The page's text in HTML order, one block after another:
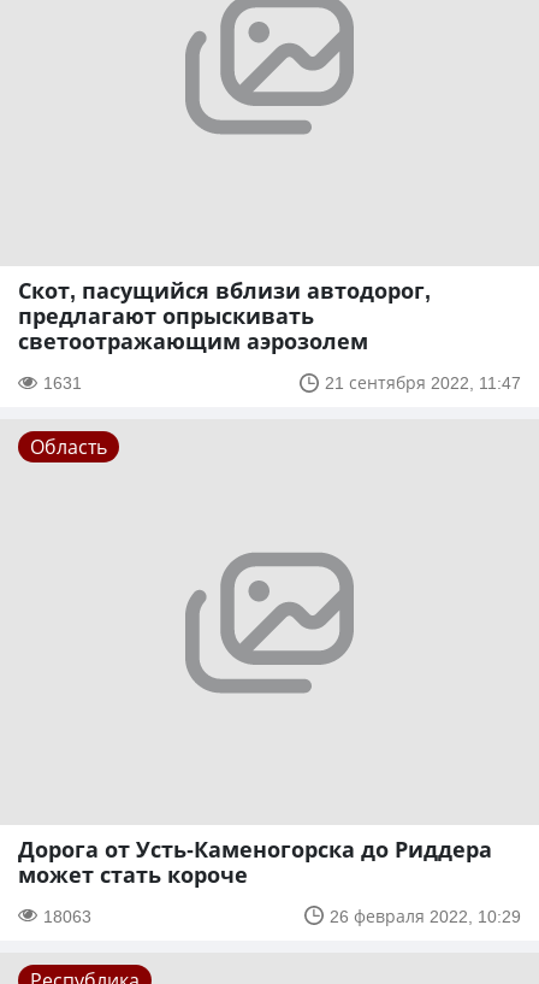
Скот, пасущийся вблизи автодорог,
предлагают опрыскивать
светоотражающим аэрозолем
1631 21 сентября 2022, 11:47
Область
Дорога от Усть-Каменогорска до Риддера
может стать короче
18063 26 февраля 2022, 10:29